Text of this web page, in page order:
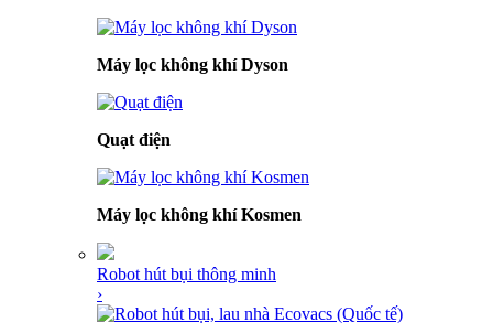
Máy lọc không khí Dyson
Quạt điện
Máy lọc không khí Kosmen
Robot hút bụi thông minh
›